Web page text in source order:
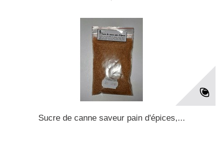
Sucre de canne saveur pain d'épices,...